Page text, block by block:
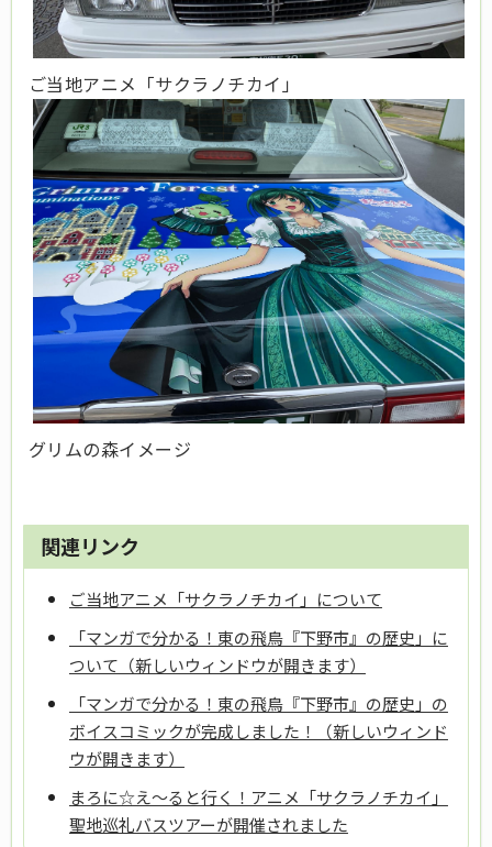
ご当地アニメ「サクラノチカイ」
グリムの森イメージ
関連リンク
ご当地アニメ「サクラノチカイ」について
「マンガで分かる！東の飛鳥『下野市』の歴史」に
ついて（新しいウィンドウが開きます）
「マンガで分かる！東の飛鳥『下野市』の歴史」の
ボイスコミックが完成しました！（新しいウィンド
ウが開きます）
まろに☆え～ると行く！アニメ「サクラノチカイ」
聖地巡礼バスツアーが開催されました